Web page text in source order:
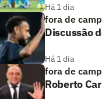
Há 1 dia
fora de
Discussão
Há 1 dia
fora de
Roberto